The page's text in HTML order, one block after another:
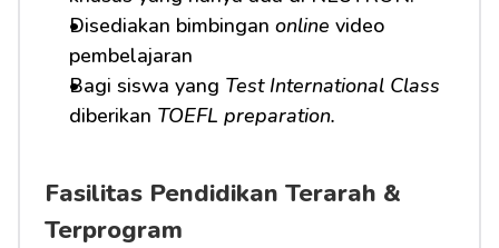
Disediakan bimbingan online video
pembelajaran
Bagi siswa yang Test International Class
diberikan TOEFL preparation.
Fasilitas Pendidikan Terarah &
Terprogram